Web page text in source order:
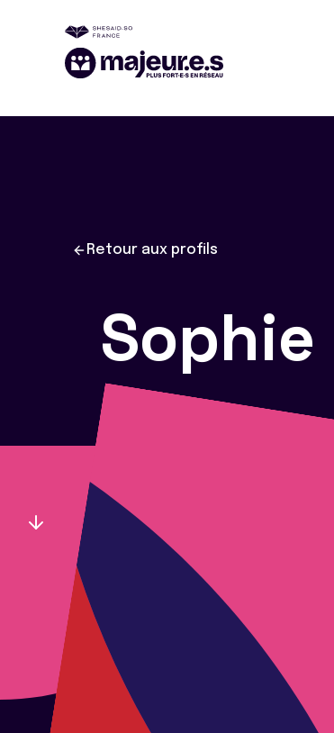
Retour aux profils
Sophie